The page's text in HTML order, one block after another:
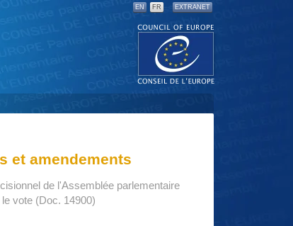
EN FR EXTRANET
et amendements
de l'Assemblée parlementaire
vote (Doc. 14900)